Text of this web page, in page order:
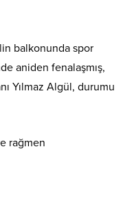
balkonunda spor
aniden fenalaşmış,
Yılmaz Algül, durumu
rağmen